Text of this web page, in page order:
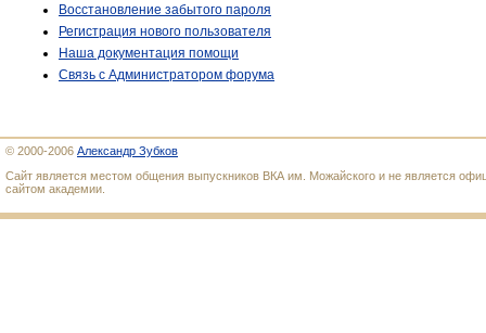
Восстановление забытого пароля
Регистрация нового пользователя
Наша документация помощи
Связь с Администратором форума
© 2000-2006 Александр Зубков
Сайт является местом общения выпускников ВКА им. Можайского и не является
сайтом академии.